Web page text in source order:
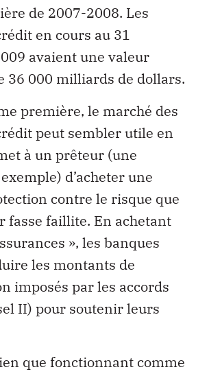
de 2007-2008. Les
en cours au 31
avaient une valeur
36 000 milliards de dollars.
première, le marché des
peut sembler utile en
à un prêteur (une
d’acheter une
contre le risque que
fasse faillite. En achetant
», les banques
les montants de
imposés par les accords
II) pour soutenir leurs
que fonctionnant comme